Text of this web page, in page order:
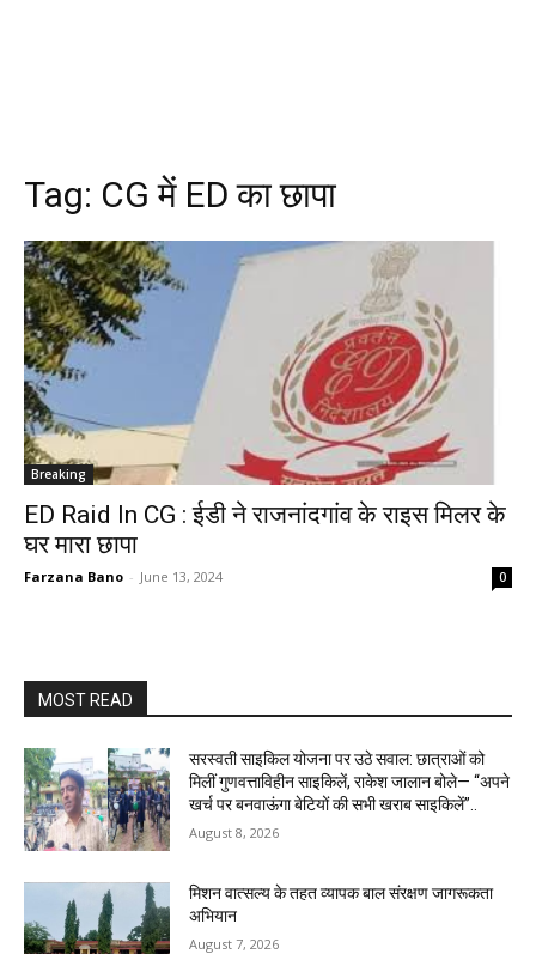
Tag: CG में ED का छापा
Breaking
ED Raid In CG : ईडी ने राजनांदगांव के राइस मिलर के
घर मारा छापा
Farzana Bano - June 13, 2024 0
MOST READ
सरस्वती साइकिल योजना पर उठे सवाल: छात्राओं को
मिलीं गुणवत्ताविहीन साइकिलें, राकेश जालान बोले— “अपने
खर्च पर बनवाऊंगा बेटियों की सभी खराब साइकिलें”..
August 8, 2026
मिशन वात्सल्य के तहत व्यापक बाल संरक्षण जागरूकता
अभियान
August 7, 2026